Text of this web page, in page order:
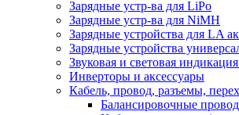
Зарядные устр-ва для LiPo
Зарядные устр-ва для NiMH
Зарядные устройства для LA
Зарядные устройства
Звуковая и световая
Инверторы и аксессуары
Кабель, провод, разъемы,
Балансировочные